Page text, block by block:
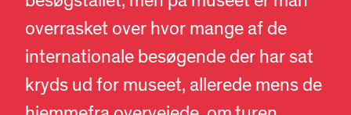
overrasket over hvor mange af de
internationale besøgende der har sat
kryds ud for museet, allerede mens de